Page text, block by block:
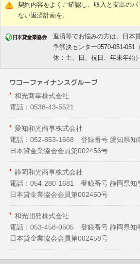
契約内容をよくご確認し、収入と支出の
ない返済計画を。
返済等でお悩みの方は、日本
争解決センター0570-051-051
休：土、日、祝日、年末年始）
和光商事株式会社
電話：0538-43-5521
愛知和光商事株式会社
電話：052-853-1668 登録番号 愛知県知
日本貸金業協会会員第002456号
静岡和光商事株式会社
電話：054-280-1681 登録番号 静岡県知
日本貸金業協会会員第002460号
和光開発株式会社
電話：053-458-0505 登録番号 静岡県知
日本貸金業協会会員第002458号